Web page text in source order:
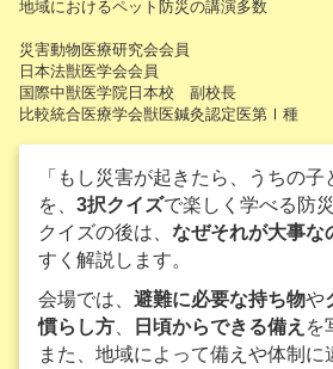
地域におけるペット防災の講演多数
災害動物医療研究会会員
日本法獣医学会会員
国際中獣医学院日本校 副校長
比較統合医療学会獣医鍼灸認定医第Ⅰ種
「もし災害が起きたら、うちの子
を、 3択クイズで楽しく学べる防
クイズの後は、 なぜそれが大事な
すく解説します。
会場では、 避難に必要な持ち物や
慣らし方
日頃からできる備え を
また、地域によって備えや体制に